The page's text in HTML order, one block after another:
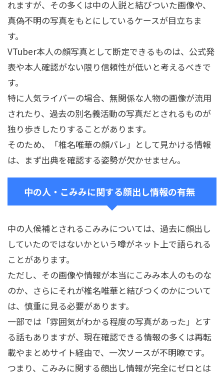
れますが、その多くは中の人説と結びついた画像や、
真偽不明の写真をもとにしているケースが目立ちま
す。
VTuber本人の顔写真として断定できるものは、公式発
表や本人確認がない限り信頼性が低いと考えるべきで
す。
特に人気ライバーの場合、無関係な人物の画像が流用
されたり、過去の別名義活動の写真だとされるものが
独り歩きしたりすることがあります。
そのため、「椎名唯華の顔バレ」として見かける情報
は、まず出典を確認する姿勢が欠かせません。
中の人・こみみに関する顔出し情報の有無
中の人候補とされるこみみについては、過去に顔出し
していたのではないかという噂がネット上で語られる
ことがあります。
ただし、その画像や情報が本当にこみみ本人のものな
のか、さらにそれが椎名唯華と結びつくのかについて
は、慎重に見る必要があります。
一部では「雰囲気がわかる程度の写真があった」とす
る話もありますが、現在確認できる情報の多くは再転
載やまとめサイト経由で、一次ソースが不明瞭です。
つまり、こみみに関する顔出し情報が完全にゼロとは